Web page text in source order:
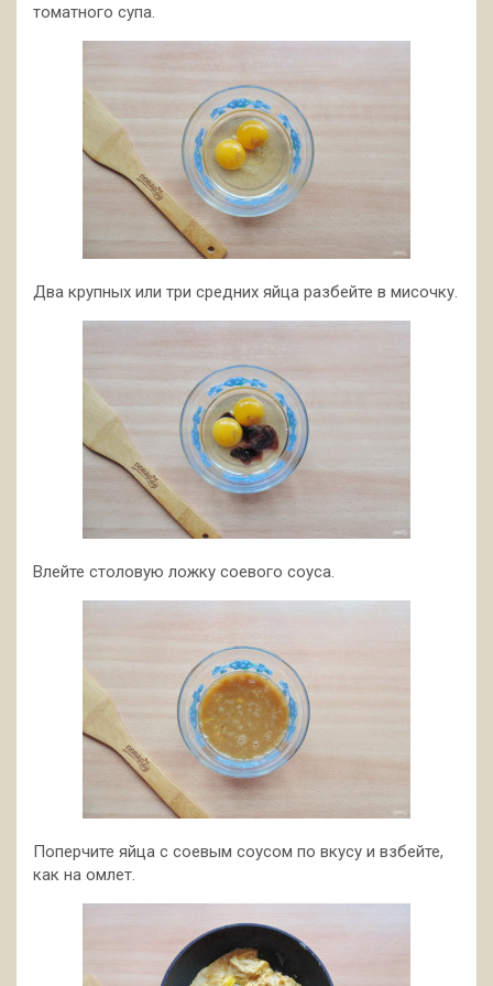
томатного супа.
Два крупных или три средних яйца разбейте в мисочку.
Влейте столовую ложку соевого соуса.
Поперчите яйца с соевым соусом по вкусу и взбейте,
как на омлет.